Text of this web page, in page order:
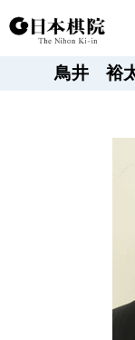
鳥井 裕